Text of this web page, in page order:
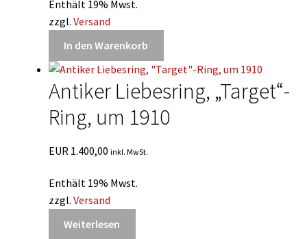
Enthält 19% Mwst.
zzgl. Versand
In den Warenkorb
Antiker Liebesring, „Target“-
Ring, um 1910
EUR 1.400,00 inkl. MwSt.
Enthält 19% Mwst.
zzgl. Versand
Weiterlesen